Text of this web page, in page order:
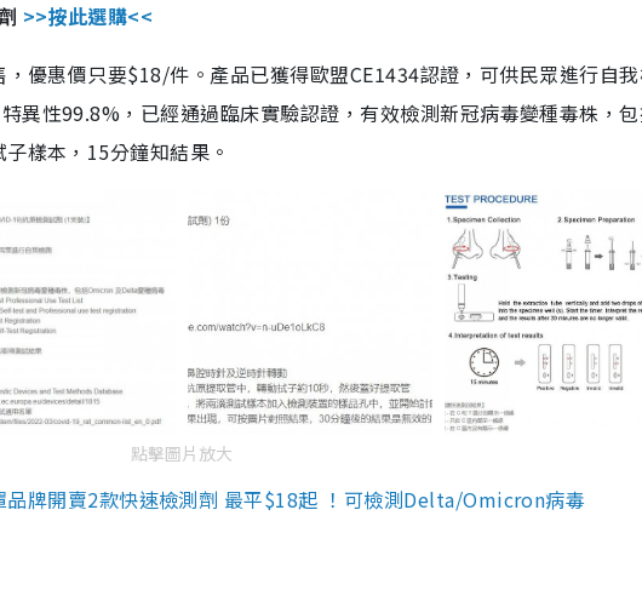
>>按此選購<<
優惠價只要$18/件。產品已獲得歐盟CE1434認證，可供民眾進行自
異性99.8%，已經通過臨床實驗認證，有效檢測新冠病毒變種毒株，
樣本，15分鐘知結果。
點擊圖片放大
品牌開賣2款快速檢測劑 最平$18起 ！可檢測Delta/Omicron病毒